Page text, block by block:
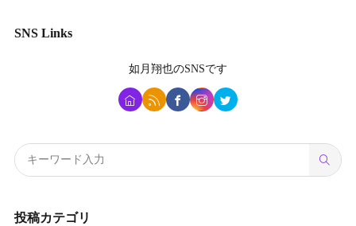
SNS Links
如月翔也のSNSです
投稿カテゴリ